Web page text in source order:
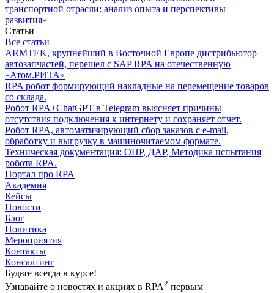
транспортной отрасли: анализ опыта и перспективы
развития»
Статьи
Все статьи
ARMTEK, крупнейший в Восточной Европе дистрибьютор
автозапчастей, перешел с SAP RPA на отечественную
«Атом.РИТА»
RPA робот формирующий накладные на перемещение товаров
со склада.
Робот RPA+ChatGPT в Telegram выясняет причины
отсутствия подключения к интернету и сохраняет отчет.
Робот RPA, автоматизирующий сбор заказов с e-mail,
обработку и выгрузку в машиночитаемом формате.
Техническая документация: ОПР, ДАР, Методика испытания
робота RPA.
Портал про RPA
Академия
Кейсы
Новости
Блог
Политика
Мероприятия
Контакты
Консалтинг
Будьте всегда в курсе!
Узнавайте о новостях и акциях в RPA2 первым